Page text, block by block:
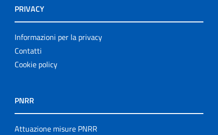
PRIVACY
Informazioni per la privacy
Contatti
Cookie policy
PNRR
Attuazione misure PNRR